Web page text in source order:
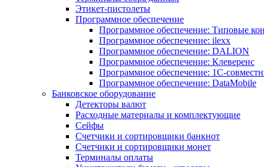
Этикет-пистолеты
Программное обеспечение
Программное обеспечение: Типовые
Программное обеспечение: ilexx
Программное обеспечение: DALION
Программное обеспечение: Клеверенс
Программное обеспечение: 1С-
Программное обеспечение: DataMobile
Банковское оборудование
Детекторы валют
Расходные материалы и комплектующие
Сейфы
Счетчики и сортировщики банкнот
Счетчики и сортировщики монет
Терминалы оплаты